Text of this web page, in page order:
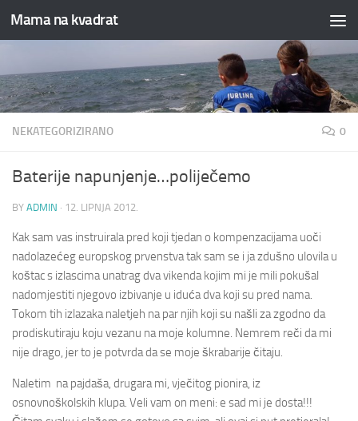
Skip to content
Mama na kvadrat
NEKATEGORIZIRANO 0
Baterije napunjenje…poliječemo
BY ADMIN · 12. LIPNJA 2012.
Kak sam vas instruirala pred koji tjedan o kompenzacijama uoči
nadolazećeg europskog prvenstva tak sam se i ja zdušno ulovila u
koštac s izlascima unatrag dva vikenda kojim mi je mili pokušal
nadomjestiti njegovo izbivanje u iduća dva koji su pred nama.
Tokom tih izlazaka naletjeh na par njih koji su našli za zgodno da
prodiskutiraju koju vezanu na moje kolumne. Nemrem reči da mi
nije drago, jer to je potvrda da se moje škrabarije čitaju.
Naletim na pajdaša, drugara mi, vječitog pionira, iz
osnovnoškolskih klupa. Veli vam on meni: e sad mi je dosta!!!